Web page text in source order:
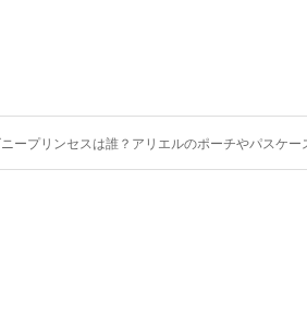
リンセスは誰？アリエルのポーチやパスケースを持って毎日楽